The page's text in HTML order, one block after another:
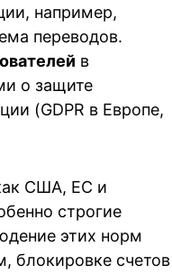
например,
переводов.
в
о защите
(GDPR в Европе,
США, ЕС и
строгие
этих норм
блокировке счетов